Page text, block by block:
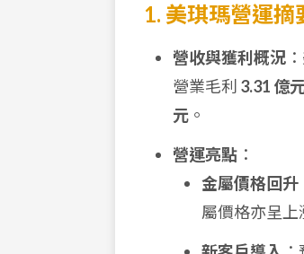
1. 美琪瑪營運摘
營收與獲利概況
營業毛利 3.31 億
元 。
營運亮點 ：
金屬價格回升
屬價格亦呈上